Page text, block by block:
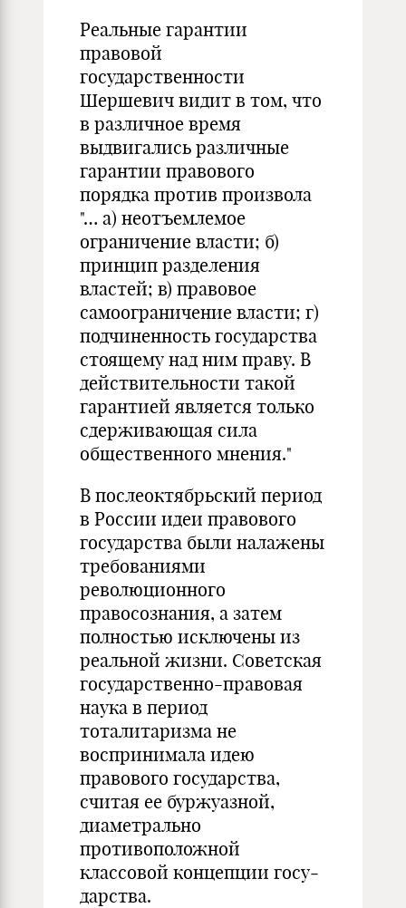
Реальные гарантии
правовой
государственности
Шершевич видит в том, что
в различное время
выдвигались различные
гарантии правового
порядка про­тив произвола
"… а) неотъемлемое
ограничение власти; б)
принцип разделе­ния
властей; в) правовое
самоограничение власти; г)
подчиненность государст­ва
стоящему над ним праву. В
действительности такой
гарантией является толь­ко
сдерживающая сила
общественного мнения."
В послеоктябрьский период
в России идеи правового
государства были на­лажены
требованиями
революционного
правосознания, а затем
полностью ис­ключены из
реальной жизни. Советская
государственно-правовая
наука в пе­ри­од
тоталитаризма не
воспринимала идею
правового государства,
считая ее буржуазной,
диаметрально
противоположной
классовой концепции госу­
дарст­ва.